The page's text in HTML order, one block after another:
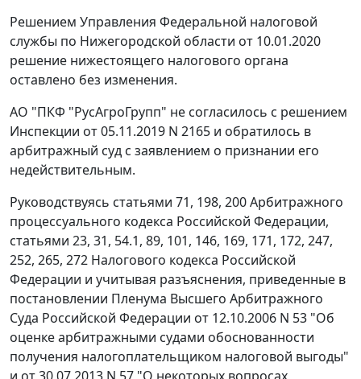
Решением Управления Федеральной налоговой
службы по Нижегородской области от 10.01.2020
решение нижестоящего налогового органа
оставлено без изменения.
АО "ПКФ "РусАгроГрупп" не согласилось с решением
Инспекции от 05.11.2019 N 2165 и обратилось в
арбитражный суд с заявлением о признании его
недействительным.
Руководствуясь статьями 71, 198, 200 Арбитражного
процессуального кодекса Российской Федерации,
статьями 23, 31, 54.1, 89, 101, 146, 169, 171, 172, 247,
252, 265, 272 Налогового кодекса Российской
Федерации и учитывая разъяснения, приведенные в
постановлении Пленума Высшего Арбитражного
Суда Российской Федерации от 12.10.2006 N 53 "Об
оценке арбитражными судами обоснованности
получения налогоплательщиком налоговой выгоды"